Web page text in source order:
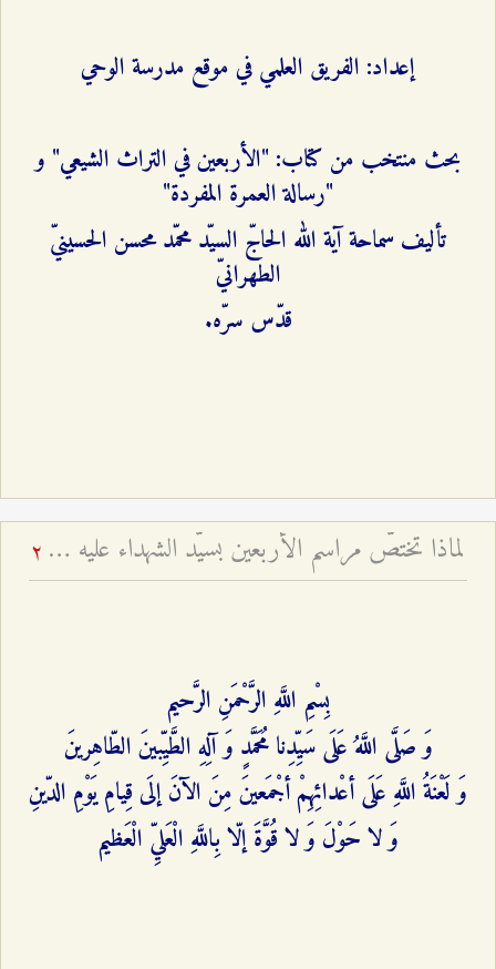
إعداد: الفريق العلمي في موقع مدرسة الوحي
بحث منتخب من كتاب: "الأربعين في التراث الشيعي" و
"رسالة العمرة المفردة"
تأليف سماحة آية الله الحاجّ السيّد محمّد محسن الحسينيّ
الطهرانيّ
قدّس سرّه.
لماذا تختصّ مراسم الأربعين بسيّد الشهداء عليه السلام؟ - إقامة ذكرى الأربعين للمتوفى 2
بِسْمِ اللَّهِ الرَّحْمَنِ الرَّحيم‌
وَ صَلَّى اللَّهُ عَلَى سَيِّدِنا مُحَمَّدٍ وَ آلِهِ الطَّيِّبينَ الطّاهِرينَ‌
وَ لَعْنَةُ اللَّهِ عَلَى أعْدائِهِمْ أجْمَعينَ مِنَ الآنَ إلَى قِيامِ يَوْمِ الدّينِ‌
وَ لا حَوْلَ وَ لا قُوَّةَ إلّا بِاللَّهِ الْعَليِّ الْعَظيم‌